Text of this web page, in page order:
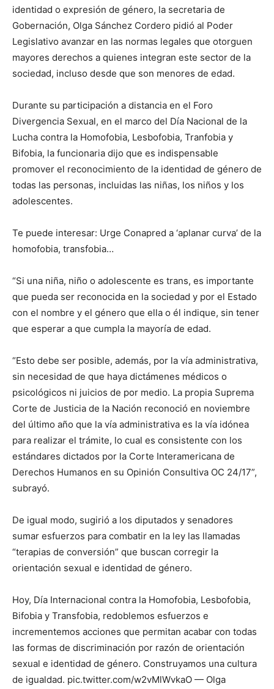
identidad o expresión de género, la secretaria de
Gobernación, Olga Sánchez Cordero pidió al Poder
Legislativo avanzar en las normas legales que otorguen
mayores derechos a quienes integran este sector de la
sociedad, incluso desde que son menores de edad.
Durante su participación a distancia en el Foro
Divergencia Sexual, en el marco del Día Nacional de la
Lucha contra la Homofobia, Lesbofobia, Tranfobia y
Bifobia, la funcionaria dijo que es indispensable
promover el reconocimiento de la identidad de género de
todas las personas, incluidas las niñas, los niños y los
adolescentes.
Te puede interesar: Urge Conapred a ‘aplanar curva’ de la
homofobia, transfobia…
“Si una niña, niño o adolescente es trans, es importante
que pueda ser reconocida en la sociedad y por el Estado
con el nombre y el género que ella o él indique, sin tener
que esperar a que cumpla la mayoría de edad.
“Esto debe ser posible, además, por la vía administrativa,
sin necesidad de que haya dictámenes médicos o
psicológicos ni juicios de por medio. La propia Suprema
Corte de Justicia de la Nación reconoció en noviembre
del último año que la vía administrativa es la vía idónea
para realizar el trámite, lo cual es consistente con los
estándares dictados por la Corte Interamericana de
Derechos Humanos en su Opinión Consultiva OC 24/17”,
subrayó.
De igual modo, sugirió a los diputados y senadores
sumar esfuerzos para combatir en la ley las llamadas
“terapias de conversión” que buscan corregir la
orientación sexual e identidad de género.
Hoy, Día Internacional contra la Homofobia, Lesbofobia,
Bifobia y Transfobia, redoblemos esfuerzos e
incrementemos acciones que permitan acabar con todas
las formas de discriminación por razón de orientación
sexual e identidad de género. Construyamos una cultura
de igualdad. pic.twitter.com/w2vMlWvkaO — Olga